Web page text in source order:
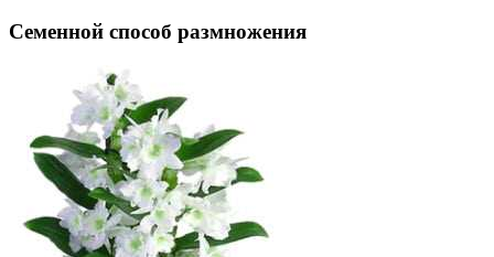
Семенной способ размножения